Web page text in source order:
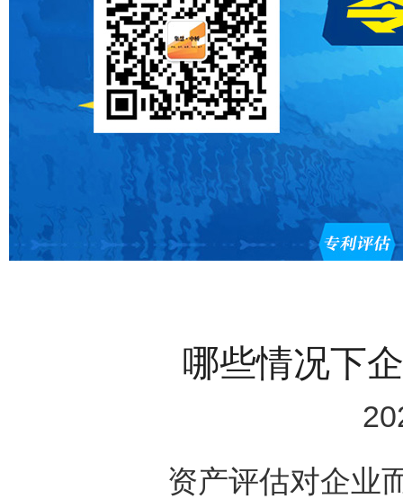
哪些情况下
资产评估对企业而